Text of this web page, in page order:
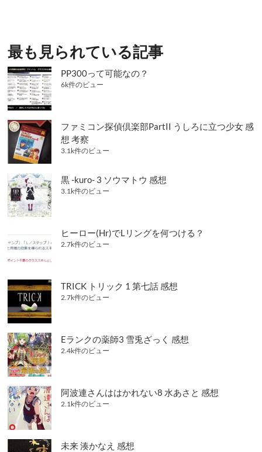
ー
シ
ョ
ン
最も見られている記事
PP300って可能なの？
6k件のビュー
ファミコン探偵倶楽部PartII うしろに立つ少女 感
想 考察
3.1k件のビュー
黒 -kuro- 3 ソウマトウ 感想
3.1k件のビュー
ヒーロー(Hr)でLリングを何つける？
2.7k件のビュー
TRICK トリック 1 第七話 感想
2.7k件のビュー
Eランクの薬師3 雪兎ざっく 感想
2.4k件のビュー
阿波連さんははかれない8 水あさと 感想
2.1k件のビュー
未来 湊かなえ 感想